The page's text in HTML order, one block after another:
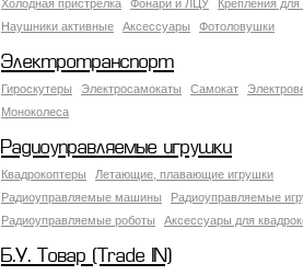
Холодная пристрелка
Фонари и ЛЦУ
Крепления
Наушники активные
Аксессуары Фотоловушки
Электротранспорт
Гироскутеры Электросамокаты Самокат
Моноколеса
Радиоуправляемые игрушки
Квадрокоптеры
Летающие, плавающие игрушки
Радиоуправляемые машины
Радиоуправляемые
Радиоуправляемые роботы
Аксессуары для
Б.У. Товар (Trade IN)